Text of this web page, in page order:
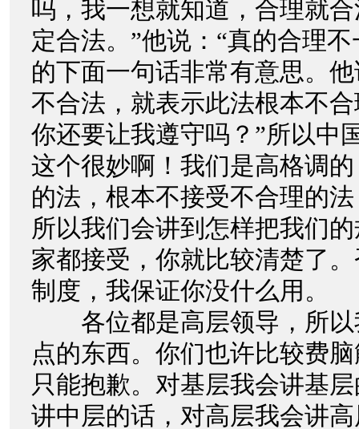
吗，我一想就知道，合理就
定合法。”他说：“真的合理
的下面一句话非常有意思。
不合法，就表示此法根本不
你还要让我遵守吗？”所以中
这个很妙啊！我们是高格调
的法，根本不接受不合理的
所以我们会讲到怎样把我们
家都接受，你就比较清楚了
制度，我保证你没什么用。
各位都是高层领导，所以
点的东西。你们也许比较费
只能抱歉。对基层我会讲基
讲中层的话，对高层我会讲